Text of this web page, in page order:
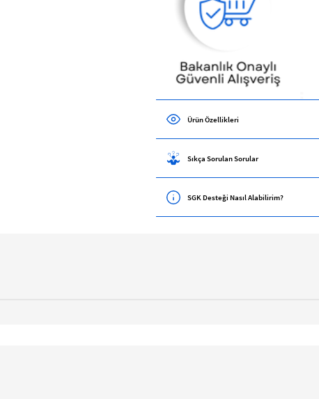
Ürün Özellikleri
Sıkça Sorulan Sorular
SGK Desteği Nasıl Alabilirim?